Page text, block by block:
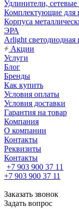
Удлинители,
Комплектующие для
Корпуса
ЭРА
Arlight светодиодная
Акции
Услуги
Блог
Бренды
Как купить
Условия оплаты
Условия доставки
Гарантия на товар
Компания
О компании
Контакты
Реквизиты
Контакты
+7 903 900 37 11
+7 903 900 37 11
Заказать звонок
Задать вопрос